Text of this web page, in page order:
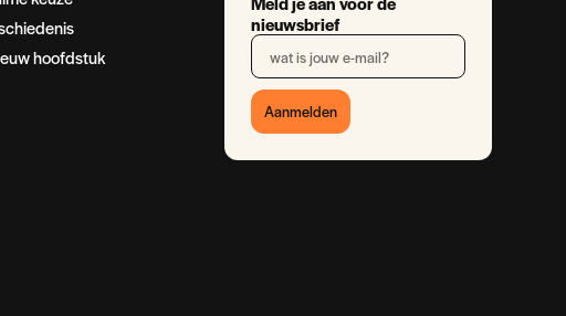
hoofdstuk
nieuwsbrief
Aanmelden